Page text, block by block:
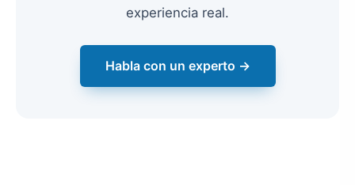
experiencia real.
Habla con un experto →